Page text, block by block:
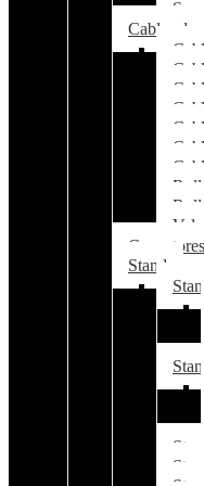
Cables de
Stand